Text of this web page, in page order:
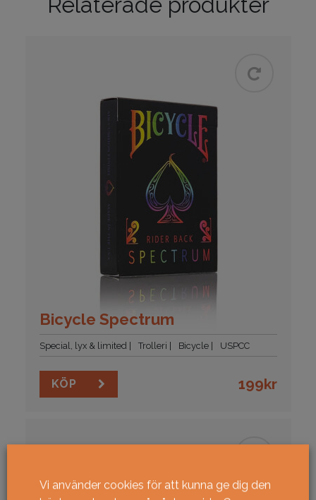
Bicycle Spectrum
Special, lyx & limited Trolleri Bicycle USPCC
KÖP 199kr
Vi använder cookies för att kunna ge dig den